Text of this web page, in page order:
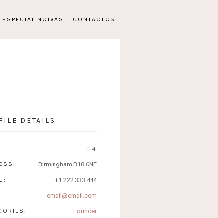
ESPECIAL NOIVAS CONTACTOS
DETAILS
4
Birmingham B18 6NF
+1 222 333 444
email@email.com
Founder